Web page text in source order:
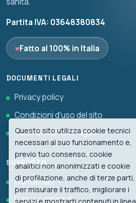
Partita IVA: 03648380834
♥Fatto al 100% in Italia
DOCUMENTI LEGALI
Privacy policy
Condizioni d'uso del sito
Tutti i documenti legali
SUPPORTO
Contattaci
Cerca contenuti
Questo sito utilizza cookie tecnici
necessari al suo funzionamento e,
previo tuo consenso, cookie
analitici non anonimizzati e cookie
di profilazione, anche di terze parti,
per misurare il traffico, migliorare i